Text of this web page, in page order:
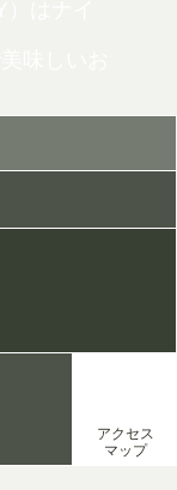
アクセス
マップ